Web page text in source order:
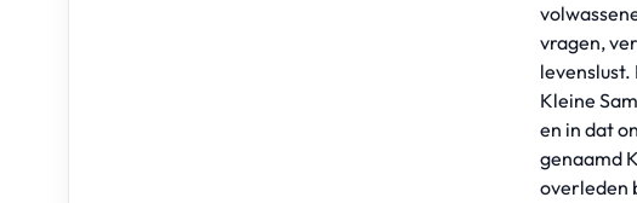
vragen,
Kleine
en in dat
genaamd
overleden